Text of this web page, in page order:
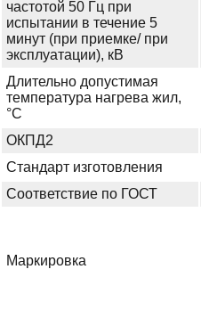
частотой 50 Гц при
испытании в течение 5
минут (при приемке/ при
эксплуатации), кВ
Длительно допустимая
температура нагрева жил,
°С
ОКПД2
Стандарт изготовления
Соответствие по ГОСТ
Маркировка